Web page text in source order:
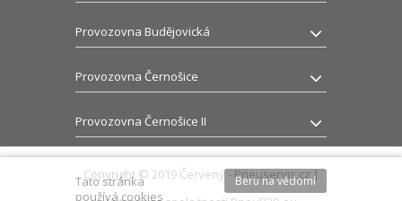
Provozovna Budějovická
Provozovna Černošice
Provozovna Černošice II
Copyright © 2019 Červený - Pneuservis.cz |
Beru na vědomí
Tato stránka
používá cookies